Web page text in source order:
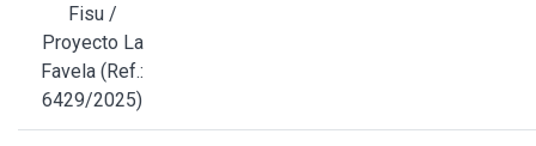
Fisu /
Proyecto La
Favela (Ref.:
6429/2025)